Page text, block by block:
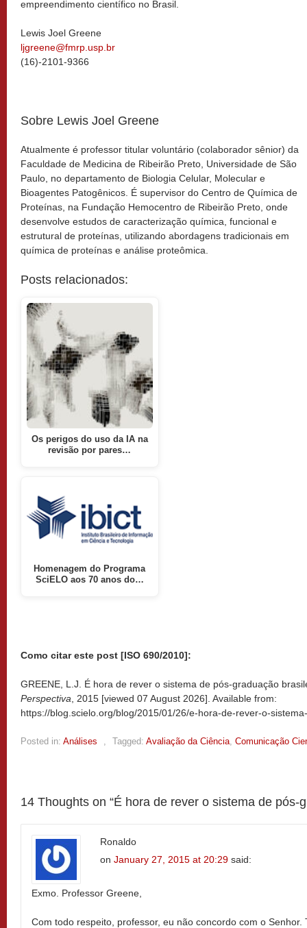
empreendimento científico no Brasil.
Lewis Joel Greene
ljgreene@fmrp.usp.br
(16)-2101-9366
Sobre Lewis Joel Greene
Atualmente é professor titular voluntário (colaborador sênior) da
Faculdade de Medicina de Ribeirão Preto, Universidade de São
Paulo, no departamento de Biologia Celular, Molecular e
Bioagentes Patogênicos. É supervisor do Centro de Química de
Proteínas, na Fundação Hemocentro de Ribeirão Preto, onde
desenvolve estudos de caracterização química, funcional e
estrutural de proteínas, utilizando abordagens tradicionais em
química de proteínas e análise proteômica.
Posts relacionados:
Os perigos do uso da IA na
revisão por pares…
Homenagem do Programa
SciELO aos 70 anos do…
Como citar este post [ISO 690/2010]:
GREENE, L.J. É hora de rever o sistema de pós-graduação
Perspectiva , 2015 [viewed 07 August 2026]. Available from:
https://blog.scielo.org/blog/2015/01/26/e-hora-de-rever-o-
Posted in: Análises Tagged: Avaliação da Ciência Comunicação
14 Thoughts on “É hora de rever o sistema de pós-
Ronaldo
on January 27, 2015 at 20:29 said:
Exmo. Professor Greene,
Com todo respeito, professor, eu não concordo com o Senhor.